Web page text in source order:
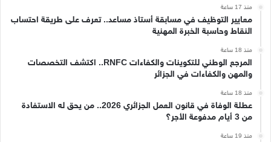
منذ 17 ساعة
معايير التوظيف في مسابقة أستاذ مساعد.. تعرف على طريقة احتساب
النقاط وحاسبة الخبرة المهنية
منذ 18 ساعة
المرجع الوطني للتكوينات والكفاءات RNFC.. اكتشف التخصصات
والمهن والكفاءات في الجزائر
منذ 18 ساعة
عطلة الوفاة في قانون العمل الجزائري 2026.. من يحق له الاستفادة
من 3 أيام مدفوعة الأجر؟
منذ 19 ساعة